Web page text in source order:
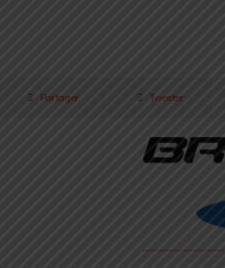
Partager Tweeter